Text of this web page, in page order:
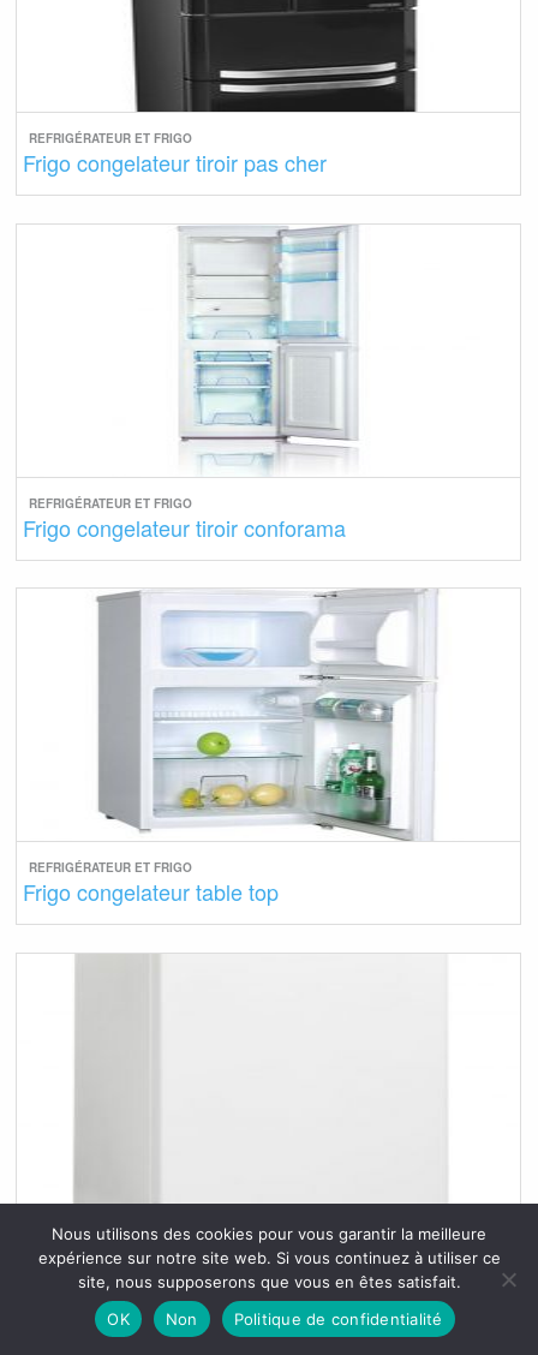
REFRIGÉRATEUR ET FRIGO
Frigo congelateur tiroir pas cher
REFRIGÉRATEUR ET FRIGO
Frigo congelateur tiroir conforama
REFRIGÉRATEUR ET FRIGO
Frigo congelateur table top
REFRIGÉRATEUR ET FRIGO
Frigo congelateur top
Nous utilisons des cookies pour vous garantir la meilleure
expérience sur notre site web. Si vous continuez à utiliser ce
site, nous supposerons que vous en êtes satisfait.
OK
Non Politique de confidentialité